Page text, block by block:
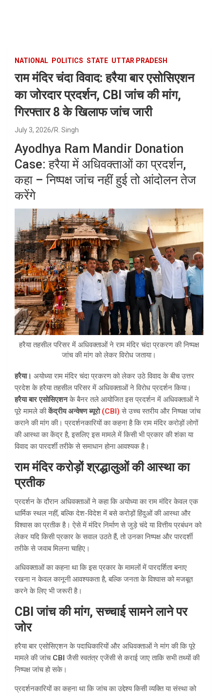
NATIONAL POLITICS STATE UTTAR PRADESH
राम मंदिर चंदा विवाद: हरैया बार एसोसिएशन
का जोरदार प्रदर्शन, CBI जांच की मांग,
गिरफ्तार 8 के खिलाफ जांच जारी
July 3, 2026 R. Singh
Ayodhya Ram Mandir Donation
Case: हरैया में अधिवक्ताओं का प्रदर्शन,
कहा – निष्पक्ष जांच नहीं हुई तो आंदोलन तेज
करेंगे
हरैया तहसील परिसर में अधिवक्ताओं ने राम मंदिर चंदा प्रकरण की निष्पक्ष
जांच की मांग को लेकर विरोध जताया।
हरैया। अयोध्या राम मंदिर चंदा प्रकरण को लेकर उठे विवाद के बीच उत्तर
प्रदेश के हरैया तहसील परिसर में अधिवक्ताओं ने विरोध प्रदर्शन किया।
हरैया बार एसोसिएशनके बैनर तले आयोजित इस प्रदर्शन में अधिवक्ताओं ने
पूरे मामले कीकेंद्रीय अन्वेषण ब्यूरो(CBI) से उच्च स्तरीय और निष्पक्ष जांच
कराने की मांग की। प्रदर्शनकारियों का कहना है कि राम मंदिर करोड़ों लोगों
की आस्था का केंद्र है, इसलिए इस मामले में किसी भी प्रकार की शंका या
विवाद का पारदर्शी तरीके से समाधान होना आवश्यक है।
राम मंदिर करोड़ों श्रद्धालुओं की आस्था का
प्रतीक
प्रदर्शन के दौरान अधिवक्ताओं ने कहा कि अयोध्या का राम मंदिर केवल एक
धार्मिक स्थल नहीं, बल्कि देश-विदेश में बसे करोड़ों हिंदुओं की आस्था और
विश्वास का प्रतीक है। ऐसे में मंदिर निर्माण से जुड़े चंदे या वित्तीय प्रबंधन को
लेकर यदि किसी प्रकार के सवाल उठते हैं, तो उनका निष्पक्ष और पारदर्शी
तरीके से जवाब मिलना चाहिए।
अधिवक्ताओं का कहना था कि इस प्रकार के मामलों में पारदर्शिता बनाए
रखना न केवल कानूनी आवश्यकता है, बल्कि जनता के विश्वास को मजबूत
करने के लिए भी जरूरी है।
CBI जांच की मांग, सच्चाई सामने लाने पर
जोर
हरैया बार एसोसिएशन के पदाधिकारियों और अधिवक्ताओं ने मांग की कि पूरे
मामले की जांच CBI जैसी स्वतंत्र एजेंसी से कराई जाए ताकि सभी तथ्यों की
निष्पक्ष जांच हो सके।
प्रदर्शनकारियों का कहना था कि जांच का उद्देश्य किसी व्यक्ति या संस्था को